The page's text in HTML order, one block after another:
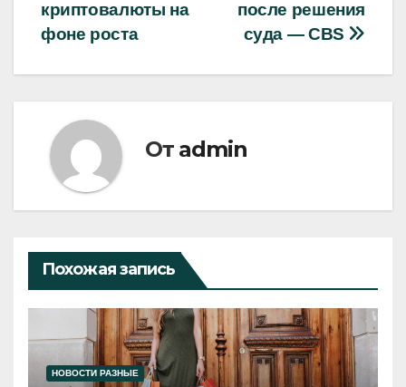
записям
после решения
суда — CBS
криптовалюты на
фоне роста
От admin
Похожая запись
НОВОСТИ РАЗНЫЕ